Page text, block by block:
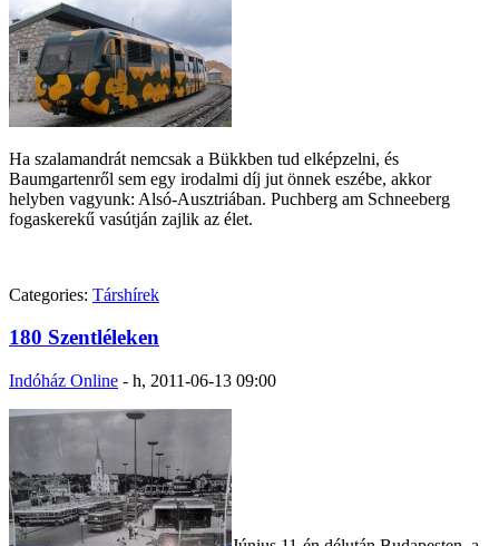
Ha szalamandrát nemcsak a Bükkben tud elképzelni, és
Baumgartenről sem egy irodalmi díj jut önnek eszébe, akkor
helyben vagyunk: Alsó-Ausztriában. Puchberg am Schneeberg
fogaskerekű vasútján zajlik az élet.
Categories: Társhírek
180 Szentléleken
Indóház Online - h, 2011-06-13 09:00